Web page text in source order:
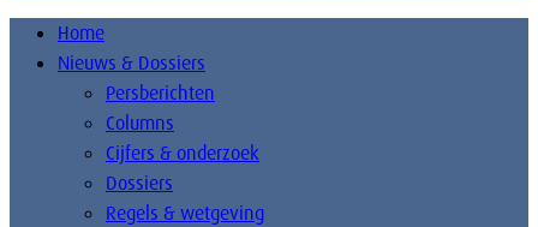
Home
Nieuws & Dossiers
Persberichten
Columns
Cijfers & onderzoek
Dossiers
Regels & wetgeving